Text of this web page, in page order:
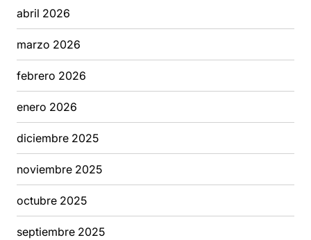
abril 2026
marzo 2026
febrero 2026
enero 2026
diciembre 2025
noviembre 2025
octubre 2025
septiembre 2025